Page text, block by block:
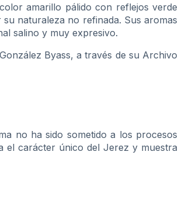
amarillo pálido con reflejos verde
naturaleza no refinada. Sus aromas
salino y muy expresivo.
Byass, a través de su Archivo
no ha sido sometido a los procesos
el carácter único del Jerez y muestra